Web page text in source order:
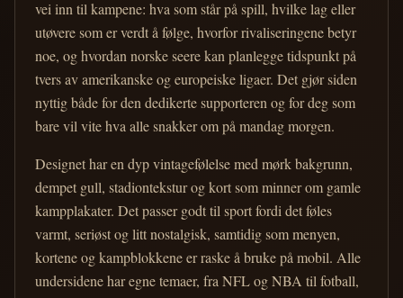
vei inn til kampene: hva som står på spill, hvilke lag eller
utøvere som er verdt å følge, hvorfor rivaliseringene betyr
noe, og hvordan norske seere kan planlegge tidspunkt på
tvers av amerikanske og europeiske ligaer. Det gjør siden
nyttig både for den dedikerte supporteren og for deg som
bare vil vite hva alle snakker om på mandag morgen.
Designet har en dyp vintagefølelse med mørk bakgrunn,
dempet gull, stadiontekstur og kort som minner om gamle
kampplakater. Det passer godt til sport fordi det føles
varmt, seriøst og litt nostalgisk, samtidig som menyen,
kortene og kampblokkene er raske å bruke på mobil. Alle
undersidene har egne temaer, fra NFL og NBA til fotball,